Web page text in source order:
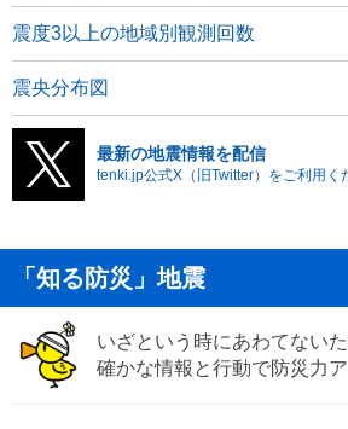
震度3以上の地域別観測回数
震央分布図
最新の地震情報を配信
tenki.jp公式X（旧Twitter）をご利用く
「知る防災」地震
いざという時にあわてない
確かな情報と行動で防災力